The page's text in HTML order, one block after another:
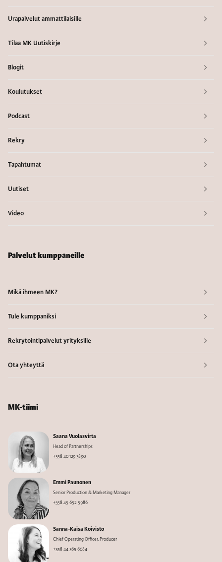
Urapalvelut ammattilaisille
Tilaa MK Uutiskirje
Blogit
Koulutukset
Podcast
Rekry
Tapahtumat
Uutiset
Video
Palvelut kumppaneille
Mikä ihmeen MK?
Tule kumppaniksi
Rekrytointipalvelut yrityksille
Ota yhteyttä
MK-tiimi
Saana Vuolasvirta
Head of Partnerships
+358 40 129 3890
Emmi Paunonen
Senior Production & Marketing Manager
+358 45 652 5986
Sanna-Kaisa Koivisto
Chief Operating Officer, Producer
+358 44 365 6084